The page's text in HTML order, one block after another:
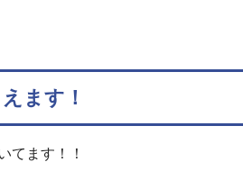
ます！
てます！！